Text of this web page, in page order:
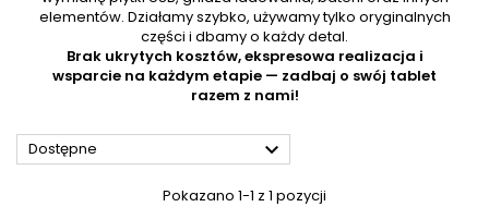
elementów. Działamy szybko, używamy tylko oryginalnych
części i dbamy o każdy detal.
Brak ukrytych kosztów, ekspresowa realizacja i
wsparcie na każdym etapie — zadbaj o swój tablet
razem z nami!
Dostępne 
Pokazano 1-1 z 1 pozycji